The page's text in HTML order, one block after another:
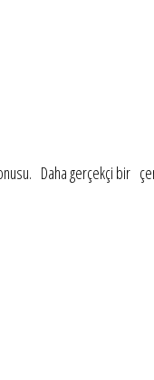
Daha gerçekçi bir